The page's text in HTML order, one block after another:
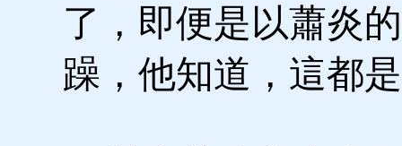
了，即便是以蕭炎
躁，他知道，這都